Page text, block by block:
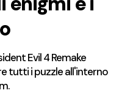
Evil 4 Remake
tutti i puzzle all'interno